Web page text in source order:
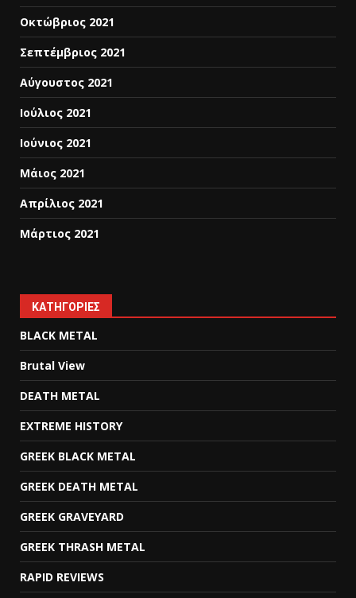
Οκτώβριος 2021
Σεπτέμβριος 2021
Αύγουστος 2021
Ιούλιος 2021
Ιούνιος 2021
Μάιος 2021
Απρίλιος 2021
Μάρτιος 2021
KΑΤΗΓΟΡΊΕΣ
BLACK METAL
Brutal View
DEATH METAL
EXTREME HISTORY
GREEK BLACK METAL
GREEK DEATH METAL
GREEK GRAVEYARD
GREEK THRASH METAL
RAPID REVIEWS